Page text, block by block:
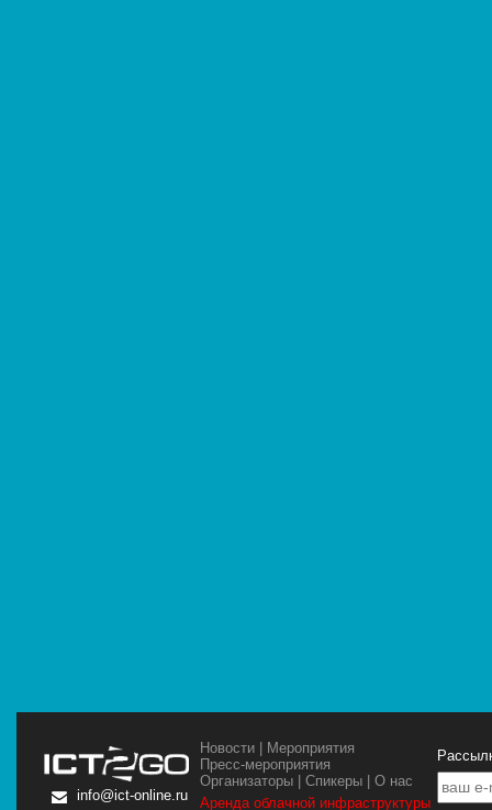
info@ict-online.ru
Новости | Мероприятия
Пресс-мероприятия
Организаторы |Спикеры |О нас
Аренда облачной инфраструктуры